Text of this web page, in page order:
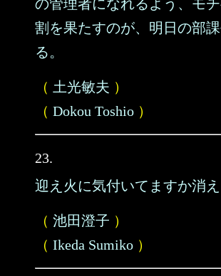
の管理者になれるよう、モ
割を果たすのが、明日の部
る。
（ 土光敏夫 ）
（ Dokou Toshio ）
23.
迎え火に気付いてますか消
（ 池田澄子 ）
（ Ikeda Sumiko ）